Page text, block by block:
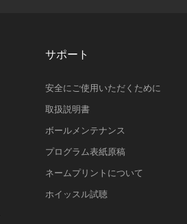
サポート
安全にご使用いただくために
取扱説明書
ボールメンテナンス
プログラム表紙原稿
ネームプリントについて
ホイッスル試聴